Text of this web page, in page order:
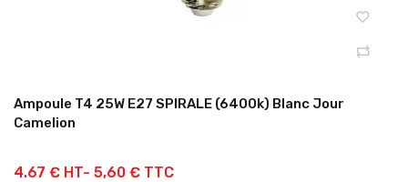
Ampoule T4 25W E27 SPIRALE (6400k) Blanc Jour
Camelion
4.67 € HT- 5,60 € TTC